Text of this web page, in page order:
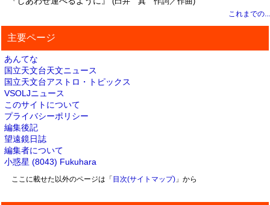
これまでの...
主要ページ
あんてな
国立天文台天文ニュース
国立天文台アストロ・トピックス
VSOLJニュース
このサイトについて
プライバシーポリシー
編集後記
望遠鏡日誌
編集者について
小惑星 (8043) Fukuhara
ここに載せた以外のページは「 目次(サイトマップ)」から